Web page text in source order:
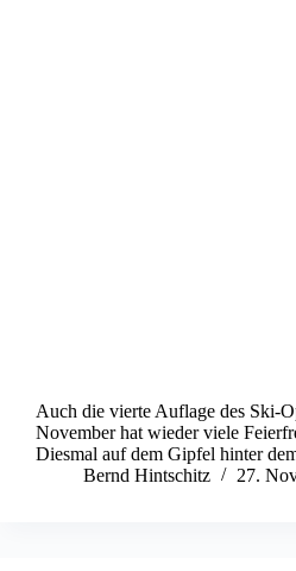
Auch die vierte Auflage des Ski-
November hat wieder viele
Diesmal auf dem Gipfel hinter
Bernd Hintschitz
27.